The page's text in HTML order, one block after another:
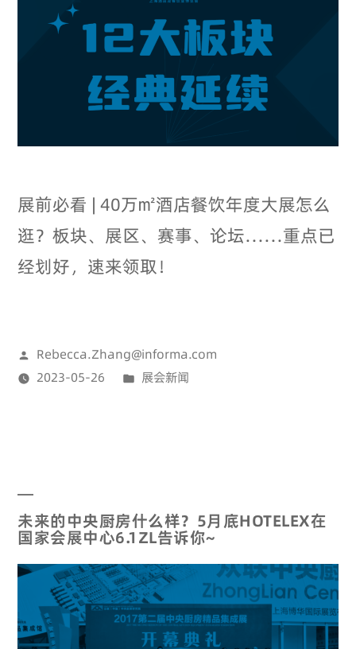
展前必看 | 40万㎡酒店餐饮年度大展怎么
逛？板块、展区、赛事、论坛……重点已
经划好，速来领取！
Rebecca.Zhang@informa.com
2023-05-26
展会新闻
未来的中央厨房什么样？5月底HOTELEX在
国家会展中心6.1ZL告诉你~